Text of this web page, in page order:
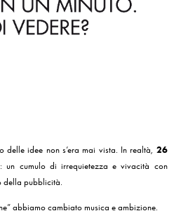
idee non s’era mai vista. In realtà, 26
un cumulo di irrequietezza e vivacità con
della pubblicità.
abbiamo cambiato musica e ambizione.